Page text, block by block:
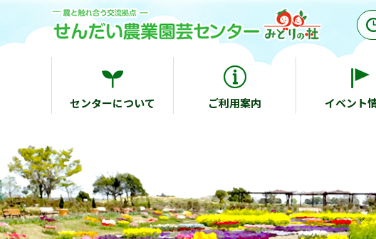
センターについて ご利用案内 イベント